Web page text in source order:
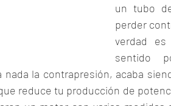
un tubo
perder
verdad
sentido
la contrapresión, acaba
reduce tu producción de